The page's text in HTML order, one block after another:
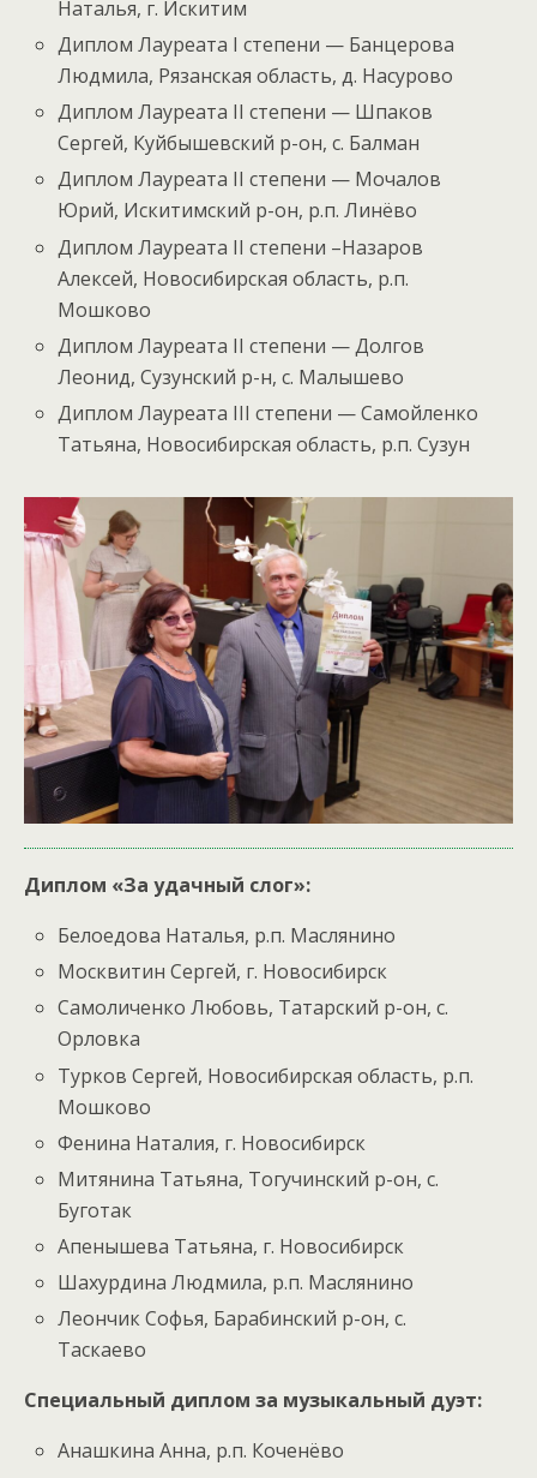
Наталья, г. Искитим
Диплом Лауреата I степени — Банцерова
Людмила, Рязанская область, д. Насурово
Диплом Лауреата II степени — Шпаков
Сергей, Куйбышевский р-он, с. Балман
Диплом Лауреата II степени — Мочалов
Юрий, Искитимский р-он, р.п. Линёво
Диплом Лауреата II степени –Назаров
Алексей, Новосибирская область, р.п.
Мошково
Диплом Лауреата II степени — Долгов
Леонид, Сузунский р-н, с. Малышево
Диплом Лауреата III степени — Самойленко
Татьяна, Новосибирская область, р.п. Сузун
Диплом «За удачный слог»:
Белоедова Наталья, р.п. Маслянино
Москвитин Сергей, г. Новосибирск
Самоличенко Любовь, Татарский р-он, с.
Орловка
Турков Сергей, Новосибирская область, р.п.
Мошково
Фенина Наталия, г. Новосибирск
Митянина Татьяна, Тогучинский р-он, с.
Буготак
Апенышева Татьяна, г. Новосибирск
Шахурдина Людмила, р.п. Маслянино
Леончик Софья, Барабинский р-он, с.
Таскаево
Специальный диплом за музыкальный дуэт:
Анашкина Анна, р.п. Коченёво